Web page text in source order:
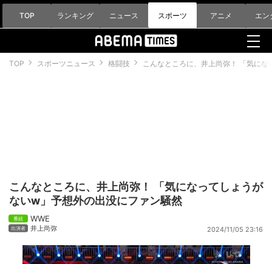
TOP ランキング ニュース スポーツ アニメ エン
TOP スポーツニュース 格闘技 こんなところに、井上尚弥！ 「気に
こんなところに、井上尚弥！ 「気になってしょうが
ないw」予想外の出没にファン騒然
WWE
井上尚弥 2024/11/05 23:16